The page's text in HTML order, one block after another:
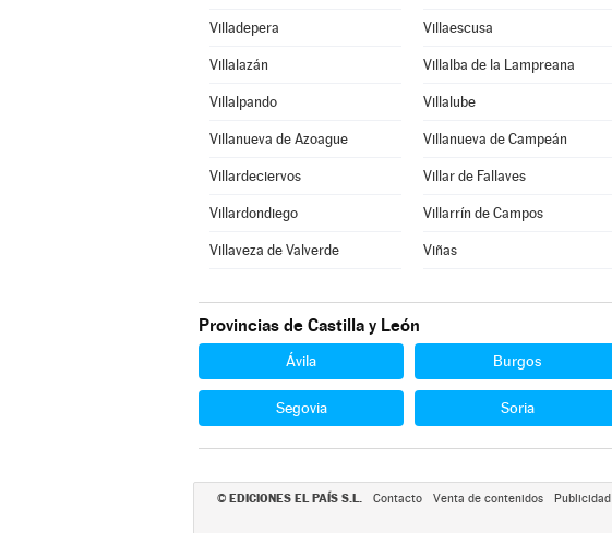
Villadepera Villaescusa
Villalazán Villalba de la Lampreana
Villalpando Villalube
Villanueva de Azoague Villanueva de Campeán
Villardeciervos Villar de Fallaves
Villardondiego Villarrín de Campos
Villaveza de Valverde Viñas
Provincias de Castilla y León
Ávila Burgos
Segovia Soria
© EDICIONES EL PAÍS S.L. Contacto Venta de contenidos Publicidad